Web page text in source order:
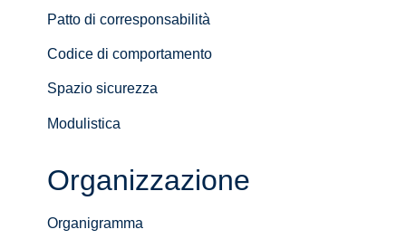
Patto di corresponsabilità
Codice di comportamento
Spazio sicurezza
Modulistica
Organizzazione
Organigramma